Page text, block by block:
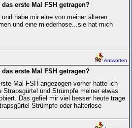
erste Mal FSH getragen?
und habe mir eine von meiner älteren
und eine miederhose...sie hat mich
Antworten
erste Mal FSH getragen?
Mal FSH angezogen vorher hatte ich
Strapsgürtel und Strümpfe meiner etwas
Das gefiel mir viel besser heute trage
Strümpfe oder halterlose